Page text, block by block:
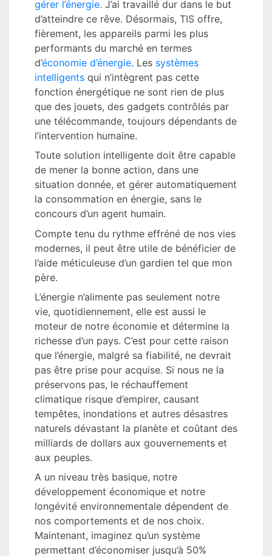
gérer l’énergie. J’ai travaillé dur dans le but
d’atteindre ce rêve. Désormais, TIS offre,
fièrement, les appareils parmi les plus
performants du marché en termes
d’économie d’énergie. Les systèmes
intelligentsqui n’intègrent pas cette
fonction énergétique ne sont rien de plus
que des jouets, des gadgets contrôlés par
une télécommande, toujours dépendants de
l’intervention humaine.
Toute solution intelligente doit être capable
de mener la bonne action, dans une
situation donnée, et gérer automatiquement
la consommation en énergie, sans le
concours d’un agent humain.
Compte tenu du rythme effréné de nos vies
modernes, il peut être utile de bénéficier de
l’aide méticuleuse d’un gardien tel que mon
père.
L’énergie n’alimente pas seulement notre
vie, quotidiennement, elle est aussi le
moteur de notre économie et détermine la
richesse d’un pays. C’est pour cette raison
que l’énergie, malgré sa fiabilité, ne devrait
pas être prise pour acquise. Si nous ne la
préservons pas, le réchauffement
climatique risque d’empirer, causant
tempêtes, inondations et autres désastres
naturels dévastant la planète et coûtant des
milliards de dollars aux gouvernements et
aux peuples.
A un niveau très basique, notre
développement économique et notre
longévité environnementale dépendent de
nos comportements et de nos choix.
Maintenant, imaginez qu’un système
permettant d’économiser jusqu’à 50%